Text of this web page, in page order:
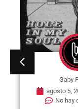
Gaby
agosto 5,
No hay